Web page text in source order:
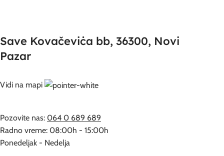
Save Kovačeviċa bb, 36300, Novi
Pazar
Vidi na mapi
Pozovite nas: 064 0 689 689
Radno vreme: 08:00h - 15:00h
Ponedeljak - Nedelja